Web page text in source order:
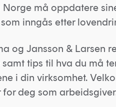
må oppdatere
inngås etter
og Jansson & Larsen
tips til hva du må
i din virksomhet.
deg som